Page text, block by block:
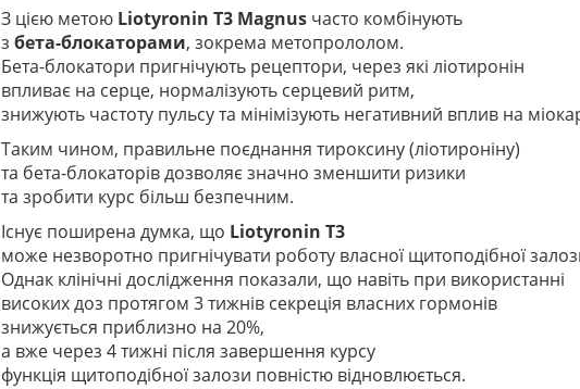
З цією метою Liotyronin T3 Magnus часто комбінують
з бета-блокаторами, зокрема метопрололом.
Бета-блокатори пригнічують рецептори, через які ліотиронін
впливає на серце, нормалізують серцевий ритм,
знижують частоту пульсу та мінімізують негативний вплив на
Таким чином, правильне поєднання тироксину (ліотироніну)
та бета-блокаторів дозволяє значно зменшити ризики
та зробити курс більш безпечним.
Існує поширена думка, що Liotyronin T3
може незворотно пригнічувати роботу власної щитоподібної
Однак клінічні дослідження показали, що навіть при використанні
високих доз протягом 3 тижнів секреція власних гормонів
знижується приблизно на 20%,
а вже через 4 тижні після завершення курсу
функція щитоподібної залози повністю відновлюється.